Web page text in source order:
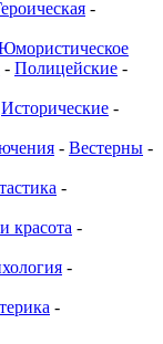
-
- Полицейские -
Исторические -
- Вестерны -
-
красота -
-
-